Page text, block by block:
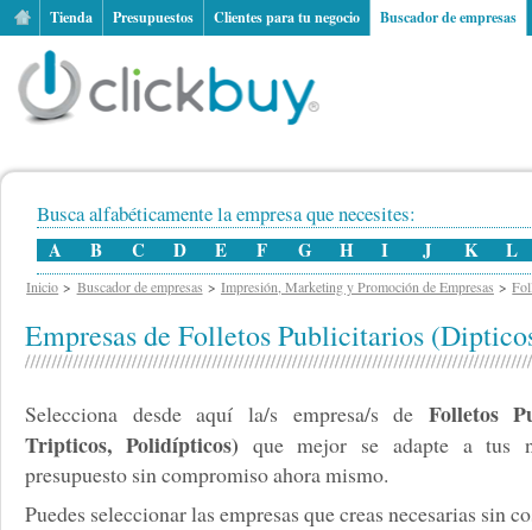
Tienda Presupuestos Clientes para tu negocio Buscador de empresas
Busca alfabéticamente la empresa que necesites:
A B C D E F G H I J K L
Inicio Buscador de empresas Impresión, Marketing y Promoción de Empresas
Empresas de Folletos Publicitarios
Selecciona desde aquí la/s empresa/s de Folletos
Tripticos, Polidípticos) que mejor se adapte a tus
presupuesto sin compromiso ahora mismo.
Puedes seleccionar las empresas que creas necesarias sin